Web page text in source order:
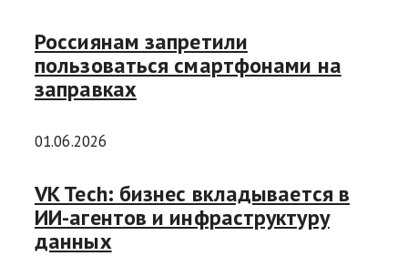
Россиянам запретили
пользоваться смартфонами на
заправках
01.06.2026
VK Tech: бизнес вкладывается в
ИИ-агентов и инфраструктуру
данных